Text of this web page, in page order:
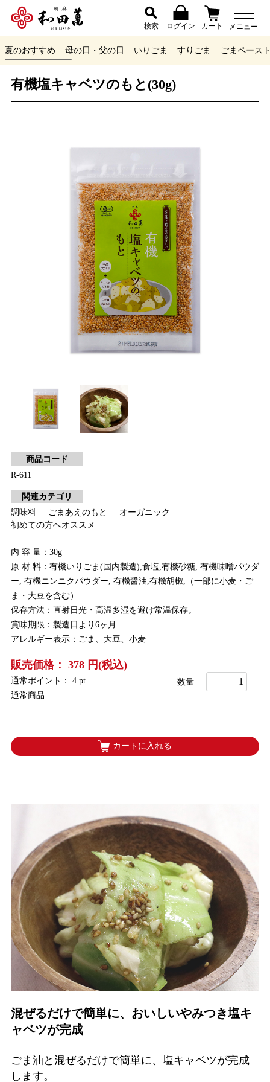
検索 ログイン カート メニュー
夏のおすすめ 母の日・父の日 いりごま すりごま ごまペース
有機塩キャベツのもと(30g)
商品コード
R-611
関連カテゴリ
調味料
ごまあえのもと
オーガニック
初めての方へオススメ
内 容 量：30g
原 材 料：有機いりごま(国内製造),食塩,有機砂糖, 有機味噌パウダ
ー, 有機ニンニクパウダー, 有機醤油,有機胡椒,（一部に小麦・ご
ま・大豆を含む）
保存方法：直射日光・高温多湿を避け常温保存。
賞味期限：製造日より6ヶ月
アレルギー表示：ごま、大豆、小麦
販売価格： 378 円(税込)
通常ポイント： 4 pt
通常商品
数量
カートに入れる
混ぜるだけで簡単に、おいしいやみつき塩キ
ャベツが完成
ごま油と混ぜるだけで簡単に、塩キャベツが完成
します。